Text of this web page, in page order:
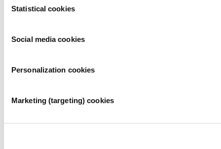
Selection
Statistical cookies
Social media cookies
Personalization cookies
Marketing (targeting) cookies